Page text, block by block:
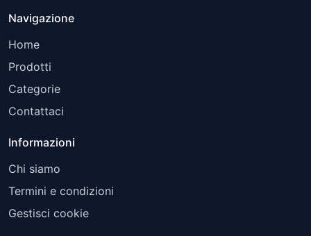
Navigazione
Home
Prodotti
Categorie
Contattaci
Informazioni
Chi siamo
Termini e condizioni
Gestisci cookie